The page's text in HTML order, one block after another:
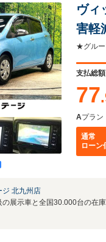
ヴ
害
ー
支払総額
77
Aプラン
通常
ローン
ジ 北九州店